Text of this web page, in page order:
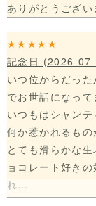
ありがとうござい
★★★★★
記念日 (2026-
いつ位からだっ
でお世話になって
いつもはシャンテ
何か惹かれるもの
とても滑らかな
ョコレート好き
れ…
来年がまた楽し